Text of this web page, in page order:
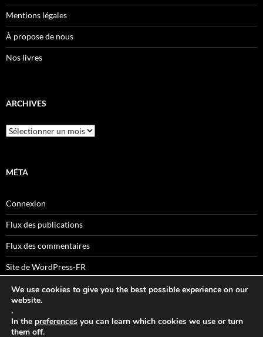
Mentions légales
À propose de nous
Nos livres
ARCHIVES
Archives
MÉTA
Connexion
Flux des publications
Flux des commentaires
Site de WordPress-FR
Sitemaps
We use cookies to give you the best possible experience on our
website.
.
In the preferences you can learn which cookies we use or turn
them off.